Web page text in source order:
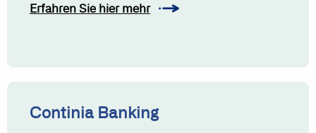
Erfahren Sie hier mehr
Continia Banking